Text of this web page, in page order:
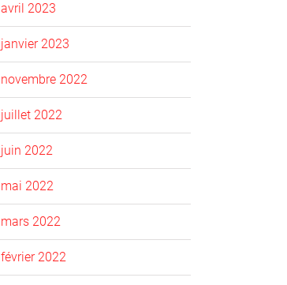
avril 2023
janvier 2023
novembre 2022
juillet 2022
juin 2022
mai 2022
mars 2022
février 2022